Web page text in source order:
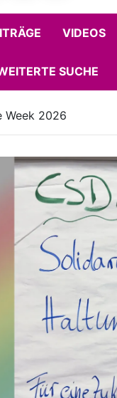
VIDEOS
SUCHE
Week 2026